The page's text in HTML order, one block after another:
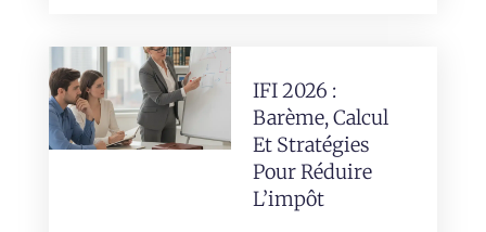
IFI 2026 :
Barème, Calcul
Et Stratégies
Pour Réduire
L’impôt